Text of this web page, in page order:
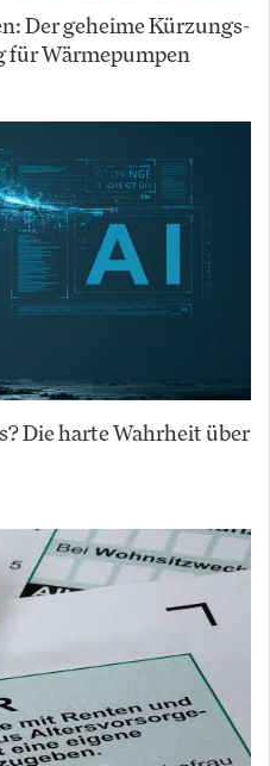
Der geheime Kürzungs-
für Wärmepumpen
Die harte Wahrheit über